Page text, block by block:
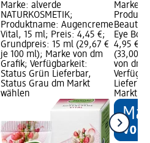
Marke: alverde
NATURKOSMETIK;
Produktname: Augencreme
Vital, 15 ml; Preis: 4,45 €;
Grundpreis: 15 ml (29,67 €
je 100 ml); Marke von dm
Grafik; Verfügbarkeit:
Status Grün Lieferbar,
Status Grau dm Markt
wählen
Marke:
Beauty
Eye
4,95 €;
(33,00 €
von dm
Markt